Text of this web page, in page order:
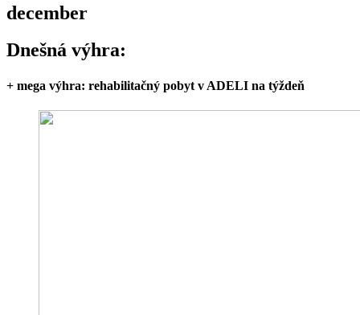
december
Dnešná výhra:
+ mega výhra: rehabilitačný pobyt v ADELI na týždeň